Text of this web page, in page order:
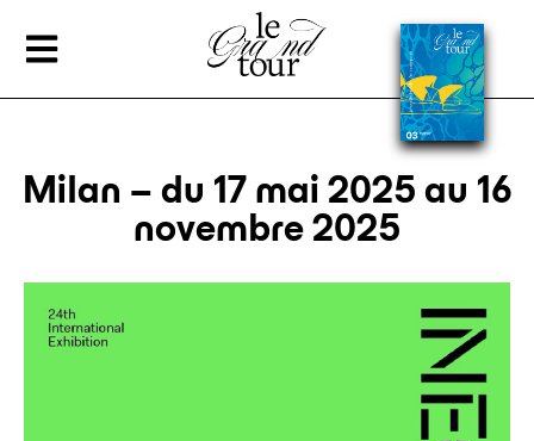
Milan – du 17 mai 2025 au 16
novembre 2025